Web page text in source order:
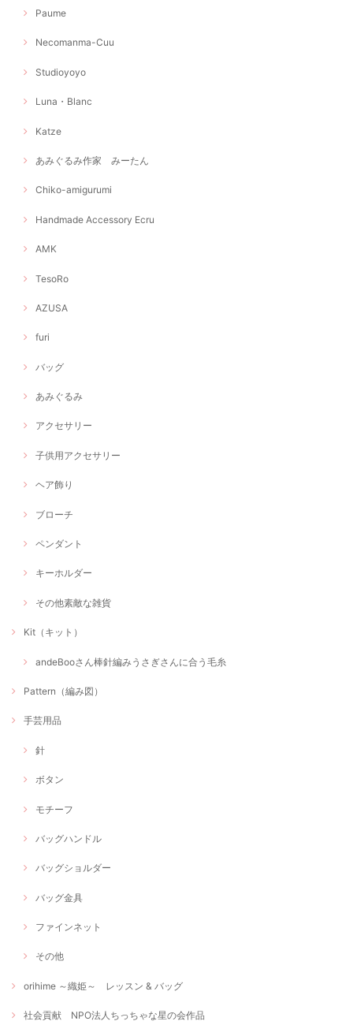
Paume
Necomanma-Cuu
Studioyoyo
Luna・Blanc
Katze
あみぐるみ作家 みーたん
Chiko-amigurumi
Handmade Accessory Ecru
AMK
TesoRo
AZUSA
furi
バッグ
あみぐるみ
アクセサリー
子供用アクセサリー
ヘア飾り
ブローチ
ペンダント
キーホルダー
その他素敵な雑貨
Kit（キット）
andeBooさん棒針編みうさぎさんに合う毛糸
Pattern（編み図）
手芸用品
針
ボタン
モチーフ
バッグハンドル
バッグショルダー
バッグ金具
ファインネット
その他
orihime ～織姫～ レッスン & バッグ
社会貢献 NPO法人ちっちゃな星の会作品